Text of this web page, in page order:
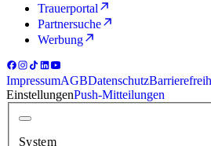
Trauerportal
Partnersuche
Werbung
ImpressumAGBDatenschutz
EinstellungenPush-Mitteilungen
System